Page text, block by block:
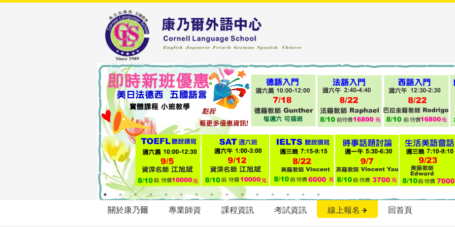
關於康乃爾 專業師資 課程資訊 考試資訊 線上報名 回首頁